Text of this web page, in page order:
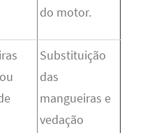
do motor.
Substituição
das
mangueiras e
vedação